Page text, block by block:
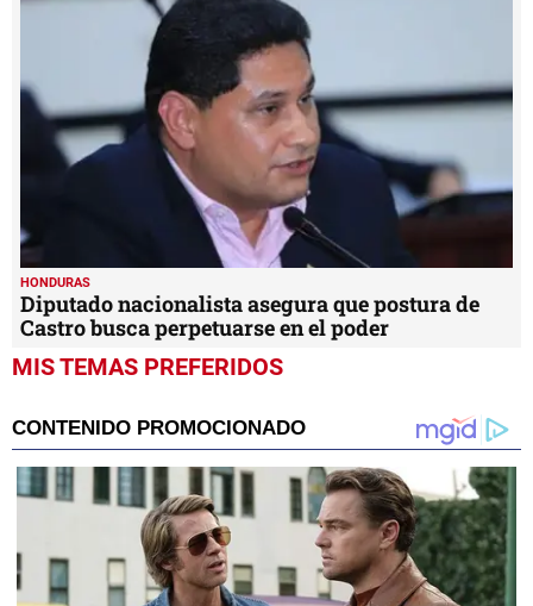
HONDURAS
Diputado nacionalista asegura que postura de
Castro busca perpetuarse en el poder
MIS TEMAS PREFERIDOS